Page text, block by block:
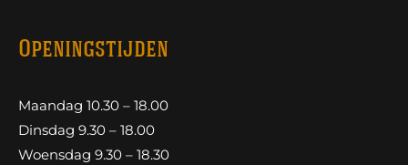
Openingstijden
Maandag 10.30 – 18.00
Dinsdag 9.30 – 18.00
Woensdag 9.30 – 18.30